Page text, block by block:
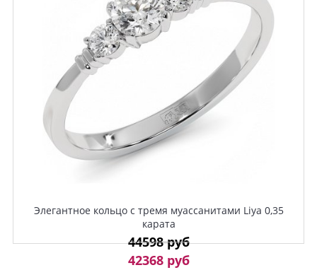
Элегантное кольцо с тремя муассанитами Liya 0,35
карата
44598 руб
42368 руб